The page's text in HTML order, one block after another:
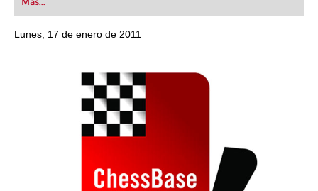
playing at a tournament level: with FRITZ, you can
train more efficiently, intelligently and with a
more personalised approach than ever before.
Lunes, 17 de enero de 2011